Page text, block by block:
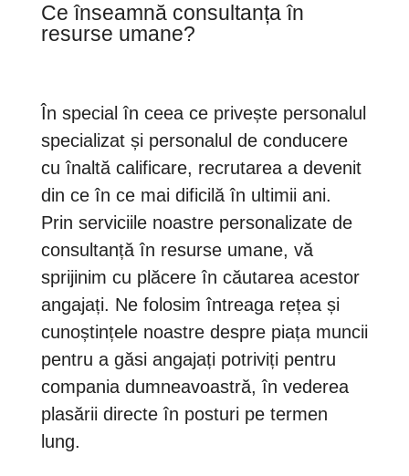
Ce înseamnă consultanța în
resurse umane?
În special în ceea ce privește personalul
specializat și personalul de conducere
cu înaltă calificare, recrutarea a devenit
din ce în ce mai dificilă în ultimii ani.
Prin serviciile noastre personalizate de
consultanță în resurse umane, vă
sprijinim cu plăcere în căutarea acestor
angajați. Ne folosim întreaga rețea și
cunoștințele noastre despre piața muncii
pentru a găsi angajați potriviți pentru
compania dumneavoastră, în vederea
plasării directe în posturi pe termen
lung.